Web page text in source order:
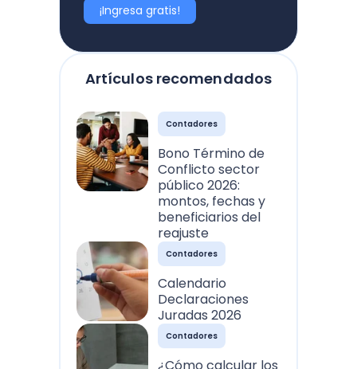
Artículos recomendados
Contadores
Bono Término de
Conflicto sector
público 2026:
montos, fechas y
beneficiarios del
reajuste
Contadores
Calendario
Declaraciones
Juradas 2026
Contadores
¡Ingresa gratis!